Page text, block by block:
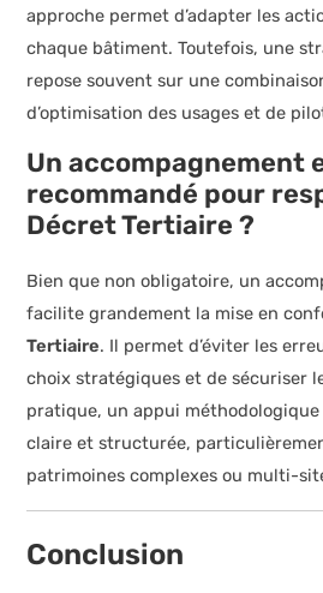
approche permet d’adapter les
chaque bâtiment. Toutefois, une
repose souvent sur une
d’optimisation des usages et de
Un accompagnement
recommandé pour
Décret Tertiaire ?
Bien que non obligatoire, un
facilite grandement la mise en
Tertiaire. Il permet d’éviter les
choix stratégiques et de sécuriser
pratique, un appui
claire et structurée,
patrimoines complexes ou multi-
Conclusion